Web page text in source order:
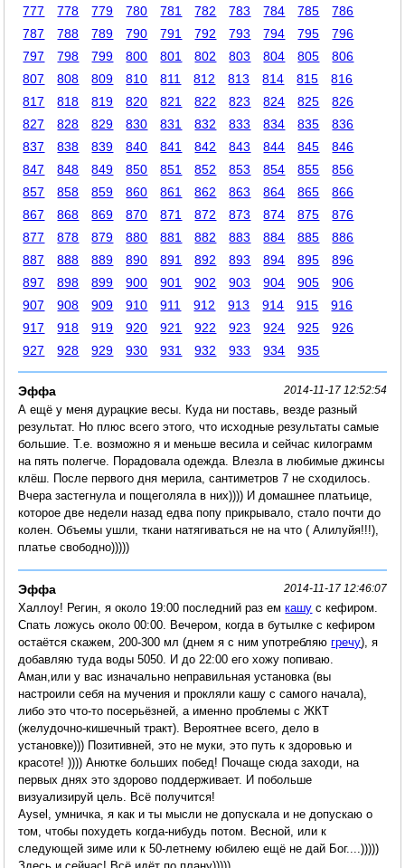
777
778 779 780 781 782 783 784 785
786
787
788 789 790 791 792 793 794 795
796
797
798 799 800 801 802 803 804 805
806
807
808 809 810 811 812 813 814 815
816
817
818 819 820 821 822 823 824 825
826
827
828 829 830 831 832 833 834 835
836
837
838 839 840 841 842 843 844 845
846
847
848 849 850 851 852 853 854 855
856
857
858 859 860 861 862 863 864 865
866
867
868 869 870 871 872 873 874 875
876
877
878 879 880 881 882 883 884 885
886
887
888 889 890 891 892 893 894 895
896
897
898 899 900 901 902 903 904 905
906
907
908 909 910 911 912 913 914 915
916
917
918 919 920 921 922 923 924 925
926
927
928 929 930 931 932 933 934 935
Эффа 2014-11-17 12:52:54
А ещё у меня дурацкие весы. Куда ни поставь, везде разный
результат. Но плюс всего этого, что исходные результаты самые
большие. Т.е. возможно я и меньше весила и сейчас килограмм
на пять полегче. Порадовала одежда. Влезла в любимые джинсы
клёш. После первого дня мерила, сантиметров 7 не сходилось.
Вчера застегнула и пощеголяла в них)))) И домашнее платьице,
которое две недели назад едва попу прикрывало, стало почти до
колен. Объемы ушли, ткани натягиваться не на что ( Алилуйя!!!),
платье свободно)))))
Эффа 2014-11-17 12:46:07
Халлоу! Регин, я около 19:00 последний раз емкашу с кефиром.
Спать ложусь около 00:00. Вечером, когда в бутылке с кефиром
остаётся скажем, 200-300 мл (днем я с ним употребляюгречу), я
добавляю туда воды 5050. И до 22:00 его хожу попиваю.
Аман,или у вас изначально неправильная установка (вы
настроили себя на мучения и прокляли кашу с самого начала),
либо это что-то посерьёзней, а именно проблемы с ЖКТ
(желудочно-кишечный тракт). Вероятнее всего, дело в
установке))) Позитивней, это не муки, это путь к здоровью и
красоте! )))) Анютке больших побед! Почаще сюда заходи, на
первых днях это здорово поддерживает. И побольше
визуализируй цель. Всё получится!
Aysel, умничка, я как и ты мысли не допускала и не допускаю о
том, чтобы похудеть когда-нибудь потом. Весной, или к
следующей зиме или к 50-летнему юбилею ещё не дай Бог....)))))